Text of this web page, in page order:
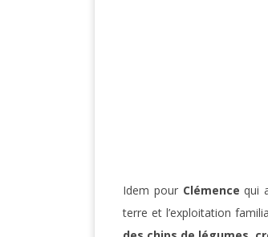
Idem pour Clémence qui
terre et l’exploitation